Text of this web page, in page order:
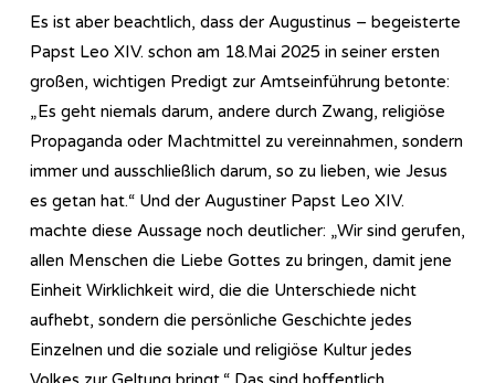
Es ist aber beachtlich, dass der Augustinus – begeisterte
Papst Leo XIV. schon am 18.Mai 2025 in seiner ersten
großen, wichtigen Predigt zur Amtseinführung betonte:
„Es geht niemals darum, andere durch Zwang, religiöse
Propaganda oder Machtmittel zu vereinnahmen, sondern
immer und ausschließlich darum, so zu lieben, wie Jesus
es getan hat.“ Und der Augustiner Papst Leo XIV.
machte diese Aussage noch deutlicher: „Wir sind gerufen,
allen Menschen die Liebe Gottes zu bringen, damit jene
Einheit Wirklichkeit wird, die die Unterschiede nicht
aufhebt, sondern die persönliche Geschichte jedes
Einzelnen und die soziale und religiöse Kultur jedes